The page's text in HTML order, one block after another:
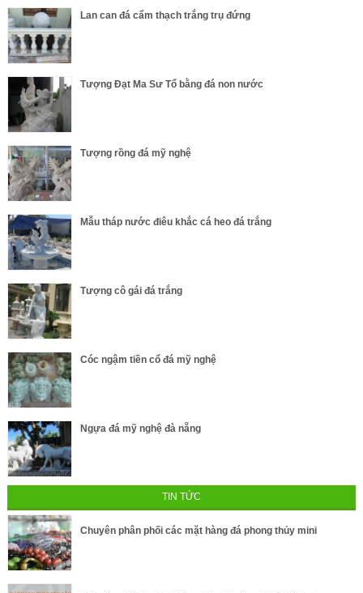
Lan can đá cẩm thạch trắng trụ đứng
Tượng Đạt Ma Sư Tổ bằng đá non nước
Tượng rồng đá mỹ nghệ
Mẫu tháp nước điêu khắc cá heo đá trắng
Tượng cô gái đá trắng
Cóc ngậm tiền cổ đá mỹ nghệ
Ngựa đá mỹ nghệ đà nẵng
TIN TỨC
Chuyên phân phối các mặt hàng đá phong thủy mini